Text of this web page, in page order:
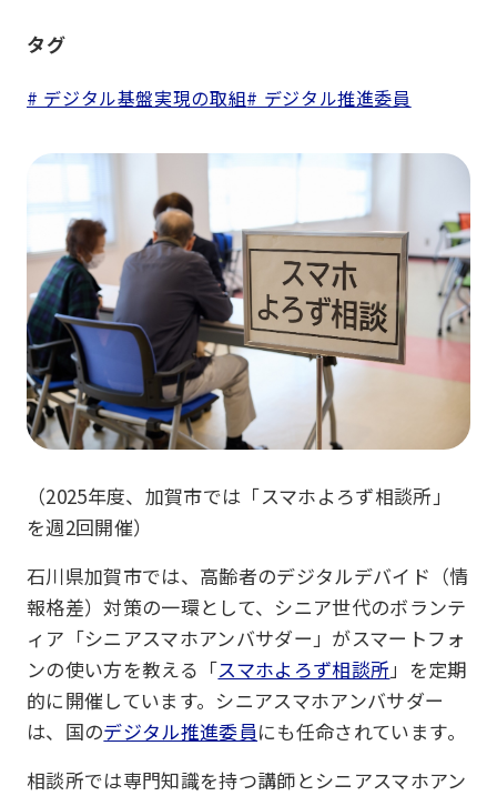
タグ
# デジタル基盤実現の取組# デジタル推進委員
（2025年度、加賀市では「スマホよろず相談所」
を週2回開催）
石川県加賀市では、高齢者のデジタルデバイド（情
報格差）対策の一環として、シニア世代のボランテ
ィア「シニアスマホアンバサダー」がスマートフォ
ンの使い方を教える「スマホよろず相談所」を定期
的に開催しています。シニアスマホアンバサダー
は、国のデジタル推進委員にも任命されています。
相談所では専門知識を持つ講師とシニアスマホアン